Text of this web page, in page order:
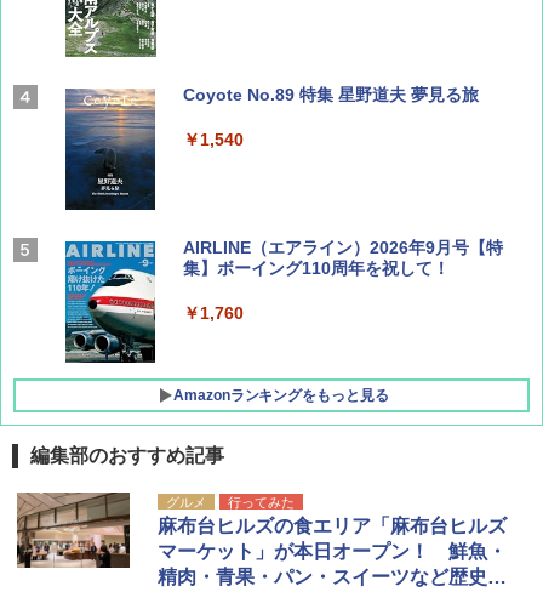
Coyote No.89 特集 星野道夫 夢見る旅
￥1,540
AIRLINE（エアライン）2026年9月号【特
集】ボーイング110周年を祝して！
￥1,760
Amazonランキングをもっと見る
D40 地球の歩き方 チェンマイ タイ北部の魅
力的な町 2026～2027 地球の歩き方D アジア
￥2,079
[キャンパーズコレクション 山善] ポップアッ
プテント 傘みたいに広げて畳める パッとサ
ッとサンシェード キューブ フルクローズ メ
ッシュ 簡単設置 ワンタッチテント キャンプ
&ハイキング カーキ PATC-150(KH)
GRANDOOR ステンレス保冷剤 2個セット 2
026リニューアル 急速冷凍 空間倍増 衛生的
コンパクト 保冷力長持ち
￥2,980
編集部のおすすめ記事
グルメ 行ってみた
麻布台ヒルズの食エリア「麻布台ヒルズ
マーケット」が本日オープン！ 鮮魚・
精肉・青果・パン・スイーツなど歴史あ